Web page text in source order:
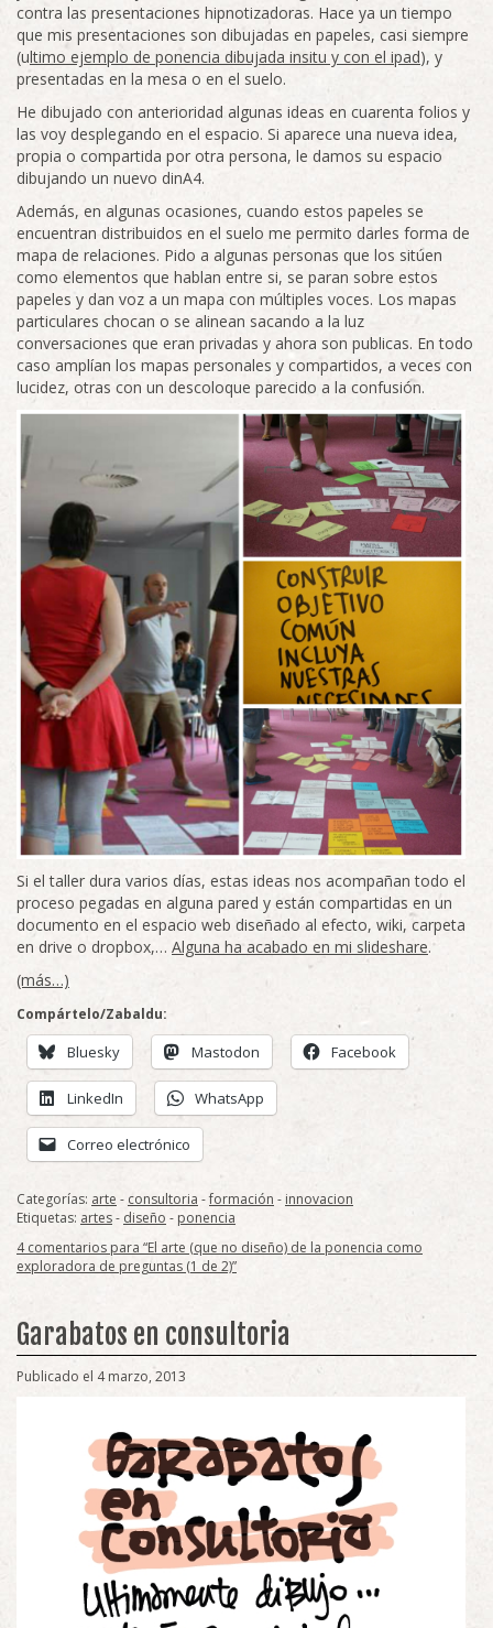
contra las presentaciones hipnotizadoras. Hace ya un tiempo
que mis presentaciones son dibujadas en papeles, casi siempre
(ultimo ejemplo de ponencia dibujada insitu y con el ipad), y
presentadas en la mesa o en el suelo.
He dibujado con anterioridad algunas ideas en cuarenta folios y
las voy desplegando en el espacio. Si aparece una nueva idea,
propia o compartida por otra persona, le damos su espacio
dibujando un nuevo dinA4.
Además, en algunas ocasiones, cuando estos papeles se
encuentran distribuidos en el suelo me permito darles forma de
mapa de relaciones. Pido a algunas personas que los sitúen
como elementos que hablan entre si, se paran sobre estos
papeles y dan voz a un mapa con múltiples voces. Los mapas
particulares chocan o se alinean sacando a la luz
conversaciones que eran privadas y ahora son publicas. En todo
caso amplían los mapas personales y compartidos, a veces con
lucidez, otras con un descoloque parecido a la confusión.
Si el taller dura varios días, estas ideas nos acompañan todo el
proceso pegadas en alguna pared y están compartidas en un
documento en el espacio web diseñado al efecto, wiki, carpeta
en drive o dropbox,… Alguna ha acabado en mi slideshare.
(más…)
Compártelo/Zabaldu:
Bluesky Mastodon Facebook
LinkedIn WhatsApp
Correo electrónico
Categorías: arte - consultoria -formación - innovacion
Etiquetas: artes- diseño - ponencia
4 comentarios para “El arte (que no diseño) de la ponencia como
exploradora de preguntas (1 de 2)”
Garabatos en consultoria
Publicado el 4 marzo, 2013